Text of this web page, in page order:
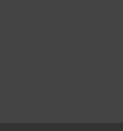
तक भारतीय शेयर बाजार में
एक्सचेंज का सूचकांक सेंसेक्स
हुआ है। वहीं, निफ्टी 22,502